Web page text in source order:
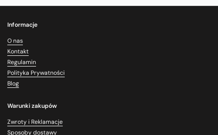
Informacje
O nas
Kontakt
Regulamin
Polityka Prywatności
Blog
Warunki zakupów
Zwroty i Reklamacje
Sposoby dostawy